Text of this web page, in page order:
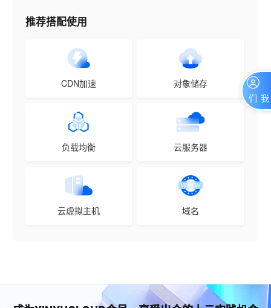
推荐搭配使用
CDN加速 对象储存
负载均衡 云服务器
云虚拟主机 域名
联系我们